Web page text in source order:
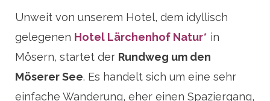
Unweit von unserem Hotel, dem idyllisch
gelegenen Hotel Lärchenhof Natur* in
Mösern, startet der Rundweg um den
Möserer See. Es handelt sich um eine sehr
einfache Wanderung, eher einen Spaziergang,